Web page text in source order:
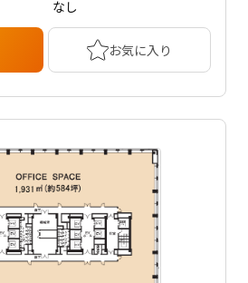
なし
お気に入り